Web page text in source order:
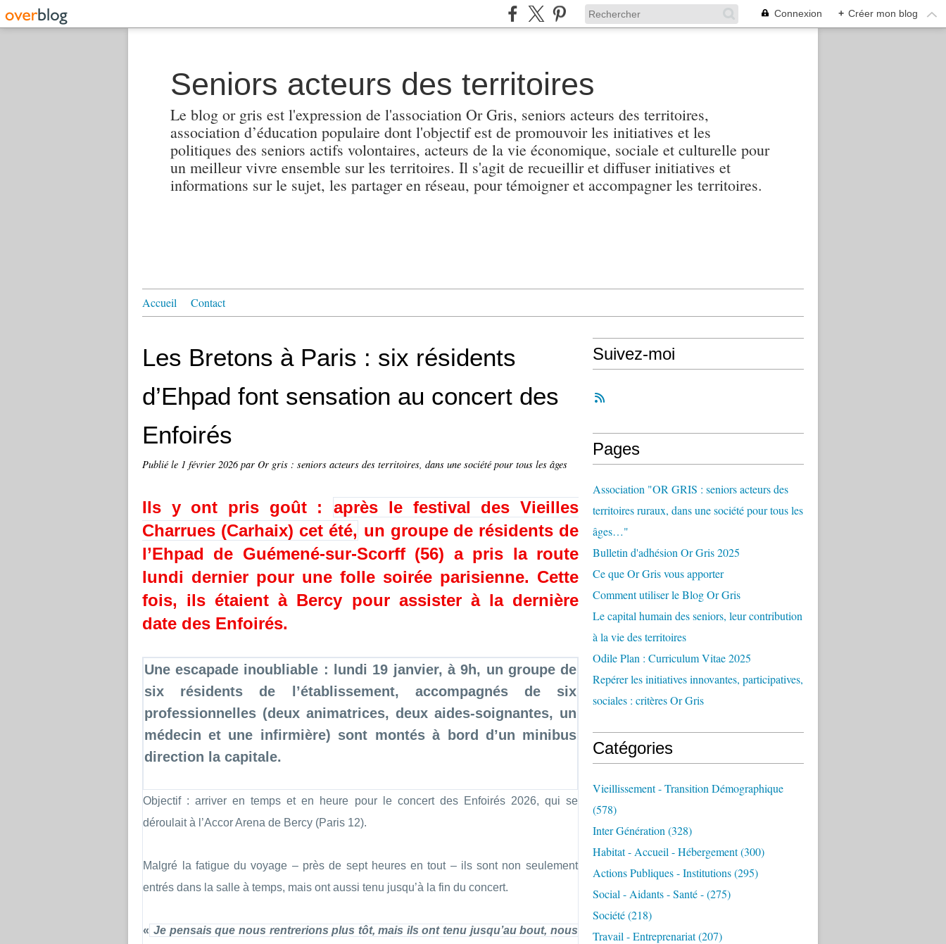
Connexion + Créer mon blog
Seniors acteurs des territoires
Le blog or gris est l'expression de l'association Or Gris, seniors acteurs des territoires,
association d’éducation populaire dont l'objectif est de promouvoir les initiatives et les
politiques des seniors actifs volontaires, acteurs de la vie économique, sociale et culturelle pour
un meilleur vivre ensemble sur les territoires. Il s'agit de recueillir et diffuser initiatives et
informations sur le sujet, les partager en réseau, pour témoigner et accompagner les territoires.
Accueil Contact
Les Bretons à Paris : six résidents
d’Ehpad font sensation au concert des
Enfoirés
Publié le 1 février 2026par Or gris : seniors acteurs des territoires, dans une société pour tous les âges
Ils y ont pris goût : après le festival des Vieilles
Charrues (Carhaix) cet été, un groupe de résidents de
l’Ehpad de Guémené-sur-Scorff (56) a pris la route
lundi dernier pour une folle soirée parisienne. Cette
fois, ils étaient à Bercy pour assister à la dernière
date des Enfoirés.
Une escapade inoubliable : lundi 19 janvier, à 9h, un groupe de
six résidents de l’établissement, accompagnés de six
professionnelles (deux animatrices, deux aides-soignantes, un
médecin et une infirmière) sont montés à bord d’un minibus
direction la capitale.
Objectif : arriver en temps et en heure pour le concert des Enfoirés 2026, qui se
déroulait à l’Accor Arena de Bercy (Paris 12).
Malgré la fatigue du voyage – près de sept heures en tout – ils sont non seulement
entrés dans la salle à temps, mais ont aussi tenu jusqu’à la fin du concert.
« Je pensais que nous rentrerions plus tôt, mais ils ont tenu jusqu’au bout, nous
Suivez-moi
Pages
Association "OR GRIS : seniors acteurs des
territoires ruraux, dans une société pour tous les
âges…"
Bulletin d'adhésion Or Gris 2025
Ce que Or Gris vous apporter
Comment utiliser le Blog Or Gris
Le capital humain des seniors, leur contribution
à la vie des territoires
Odile Plan : Curriculum Vitae 2025
Repérer les initiatives innovantes, participatives,
sociales : critères Or Gris
Catégories
Vieillissement - Transition Démographique
(578)
Inter Génération (328)
Habitat - Accueil - Hébergement(300)
Actions Publiques - Institutions(295)
Social - Aidants - Santé -(275)
Société(218)
Travail - Entreprenariat(207)